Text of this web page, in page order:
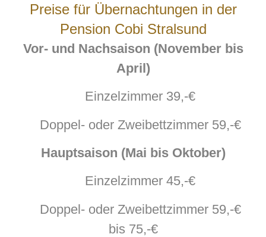
Preise für Übernachtungen in der
Pension Cobi Stralsund
Vor- und Nachsaison (November bis
April)
Einzelzimmer 39,-€
Doppel- oder Zweibettzimmer 59,-€
Hauptsaison (Mai bis Oktober)
Einzelzimmer 45,-€
Doppel- oder Zweibettzimmer 59,-€
bis 75,-€